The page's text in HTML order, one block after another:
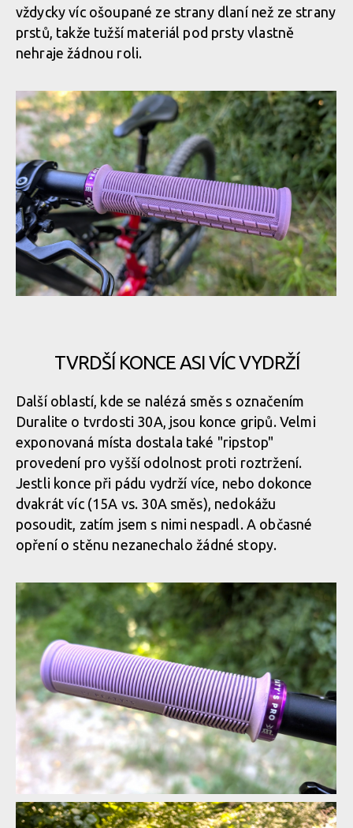
Test: gripy Peatys Monarch Pro - i přes dvousměsovou
vždycky víc ošoupané ze strany dlaní než ze strany
prstů, takže tužší materiál pod prsty vlastně
nehraje žádnou roli.
Test: gripy Peatys Monarch Pro - i přes dvousměsovou
konstrukci první generaci zásadně nepřevyšují
Test: gripy Peatys Monarch Pro - i přes dvousměsovou
konstrukci první generaci zásadně nepřevyšují
TVRDŠÍ KONCE ASI VÍC VYDRŽÍ
Další oblastí, kde se nalézá směs s označením
Duralite o tvrdosti 30A, jsou konce gripů. Velmi
exponovaná místa dostala také "ripstop"
provedení pro vyšší odolnost proti roztržení.
Jestli konce při pádu vydrží více, nebo dokonce
dvakrát víc (15A vs. 30A směs), nedokážu
posoudit, zatím jsem s nimi nespadl. A občasné
opření o stěnu nezanechalo žádné stopy.
Test: gripy Peatys Monarch Pro - i přes dvousměsovou
konstrukci první generaci zásadně nepřevyšují